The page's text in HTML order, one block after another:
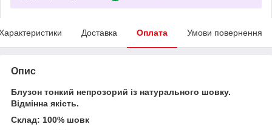
Доставка Оплата Умови повернення
Опис
Блузон тонкий непрозорий із натурального шовку.
Відмінна якість.
Склад: 100% шовк